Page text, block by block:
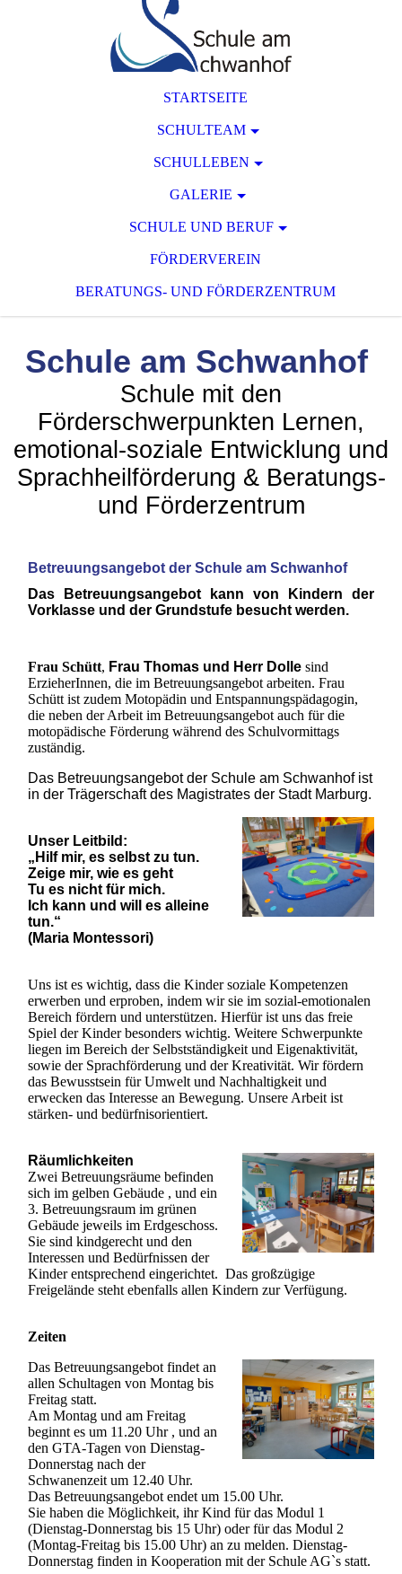
STARTSEITE
SCHULTEAM
SCHULLEBEN
GALERIE
SCHULE UND BERUF
FÖRDERVEREIN
BERATUNGS- UND FÖRDERZENTRUM
Schule am Schwanhof
Schule mit den
Förderschwerpunkten Lernen,
emotional-soziale Entwicklung und
Sprachheilförderung & Beratungs-
und Förderzentrum
Betreuungsangebot der Schule am Schwanhof
Das Betreuungsangebot kann von Kindern der
Vorklasse und der Grundstufe besucht werden.
Frau Schütt, Frau Thomas und Herr Dolle sind
ErzieherInnen, die im Betreuungsangebot arbeiten. Frau
Schütt ist zudem Motopädin und Entspannungspädagogin,
die neben der Arbeit im Betreuungsangebot auch für die
motopädische Förderung während des Schulvormittags
zuständig.
Das Betreuungsangebot der Schule am Schwanhof ist
in der Trägerschaft des Magistrates der Stadt Marburg.
Unser Leitbild:
„Hilf mir, es selbst zu tun.
Zeige mir, wie es geht
Tu es nicht für mich.
Ich kann und will es alleine
tun.“
(Maria Montessori)
Uns ist es wichtig, dass die Kinder soziale Kompetenzen
erwerben und erproben, indem wir sie im sozial-emotionalen
Bereich fördern und unterstützen. Hierfür ist uns das freie
Spiel der Kinder besonders wichtig. Weitere Schwerpunkte
liegen im Bereich der Selbstständigkeit und Eigenaktivität,
sowie der Sprachförderung und der Kreativität. Wir fördern
das Bewusstsein für Umwelt und Nachhaltigkeit und
erwecken das Interesse an Bewegung. Unsere Arbeit ist
stärken- und bedürfnisorientiert.
Räumlichkeiten
Zwei Betreuungsräume befinden
sich im gelben Gebäude , und ein
3. Betreuungsraum im grünen
Gebäude jeweils im Erdgeschoss.
Sie sind kindgerecht und den
Interessen und Bedürfnissen der
Kinder entsprechend eingerichtet. Das großzügige
Freigelände steht ebenfalls allen Kindern zur Verfügung.
Zeiten
Das Betreuungsangebot findet an
allen Schultagen von Montag bis
Freitag statt.
Am Montag und am Freitag
beginnt es um 11.20 Uhr , und an
den GTA-Tagen von Dienstag-
Donnerstag nach der
Schwanenzeit um 12.40 Uhr.
Das Betreuungsangebot endet um 15.00 Uhr.
Sie haben die Möglichkeit, ihr Kind für das Modul 1
(Dienstag-Donnerstag bis 15 Uhr) oder für das Modul 2
(Montag-Freitag bis 15.00 Uhr) an zu melden. Dienstag-
Donnerstag finden in Kooperation mit der Schule AG`s statt.